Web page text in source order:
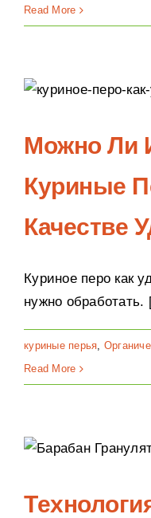
Read More
Можно Ли
Куриные
Качестве
Куриное перо как
нужно обработать.
куриные перья,
Read More